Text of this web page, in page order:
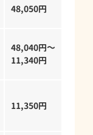
48,050円
48,040円～
11,340円
11,350円